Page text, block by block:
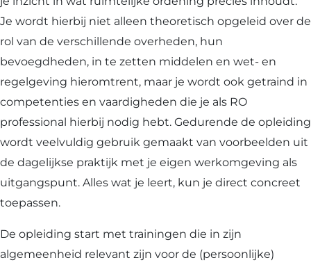
Je wordt hierbij niet alleen theoretisch opgeleid over de
rol van de verschillende overheden, hun
bevoegdheden, in te zetten middelen en wet- en
regelgeving hieromtrent, maar je wordt ook getraind in
competenties en vaardigheden die je als RO
professional hierbij nodig hebt. Gedurende de opleiding
wordt veelvuldig gebruik gemaakt van voorbeelden uit
de dagelijkse praktijk met je eigen werkomgeving als
uitgangspunt. Alles wat je leert, kun je direct concreet
toepassen.
De opleiding start met trainingen die in zijn
algemeenheid relevant zijn voor de (persoonlijke)